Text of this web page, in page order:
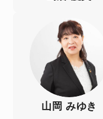
山岡 みゆき